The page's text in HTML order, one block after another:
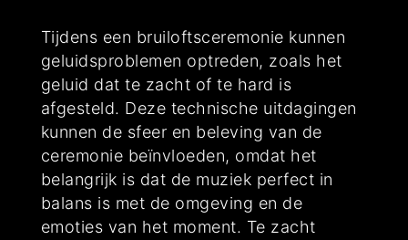
Tijdens een bruiloftsceremonie kunnen
geluidsproblemen optreden, zoals het
geluid dat te zacht of te hard is
afgesteld. Deze technische uitdagingen
kunnen de sfeer en beleving van de
ceremonie beïnvloeden, omdat het
belangrijk is dat de muziek perfect in
balans is met de omgeving en de
emoties van het moment. Te zacht